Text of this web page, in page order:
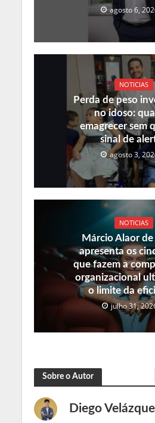
agosto 6,
NOTICIAS
Perda de peso
no idoso:
emagrecer sem
sinal de
agosto 3,
NOTICIAS
Márcio Alaor
apresenta os
que fazem a
organizacional
o limite da
julho 31,
Sobre o Autor
Diego